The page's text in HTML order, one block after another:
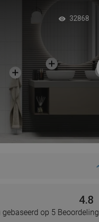
32868
4.8
op 5 Beoordeling